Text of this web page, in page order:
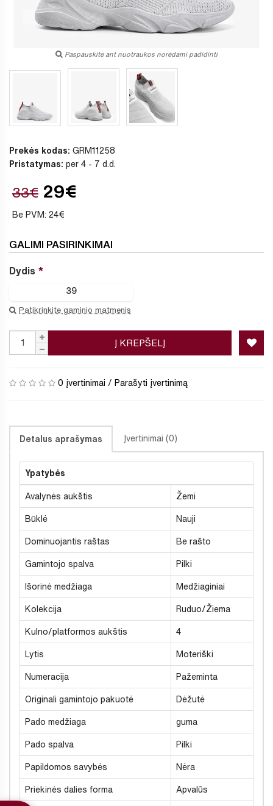
Paspauskite ant nuotraukos norėdami padidinti
Prekės kodas: GRM11258
Pristatymas: per 4 - 7 d.d.
33€ 29€
Be PVM: 24€
GALIMI PASIRINKIMAI
Dydis
39
Patikrinkite gaminio matmenis
Į KREPŠELĮ
0 įvertinimai / Parašyti įvertinimą
Detalus aprašymas Įvertinimai (0)
Ypatybės
Avalynės aukštis Žemi
Būklė Nauji
Dominuojantis raštas Be rašto
Gamintojo spalva Pilki
Išorinė medžiaga Medžiaginiai
Kolekcija Ruduo/Žiema
Kulno/platformos aukštis 4
Lytis Moteriški
Numeracija Pažeminta
Originali gamintojo pakuotė Dėžutė
Pado medžiaga guma
Pado spalva Pilki
Papildomos savybės Nėra
Priekinės dalies forma Apvalūs